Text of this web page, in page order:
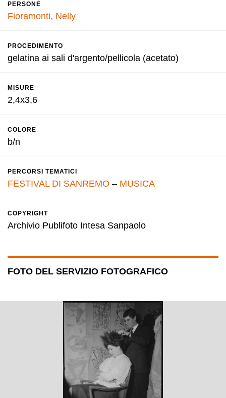
PERSONE
Fioramonti, Nelly
PROCEDIMENTO
gelatina ai sali d'argento/pellicola (acetato)
MISURE
2,4x3,6
COLORE
b/n
PERCORSI TEMATICI
FESTIVAL DI SANREMO – MUSICA
COPYRIGHT
Archivio Publifoto Intesa Sanpaolo
FOTO DEL SERVIZIO FOTOGRAFICO